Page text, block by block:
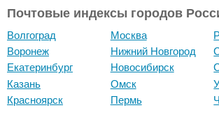
Почтовые индексы городов
Волгоград
Воронеж
Екатеринбург
Казань
Красноярск
Москва
Нижний Новгород
Новосибирск
Омск
Пермь